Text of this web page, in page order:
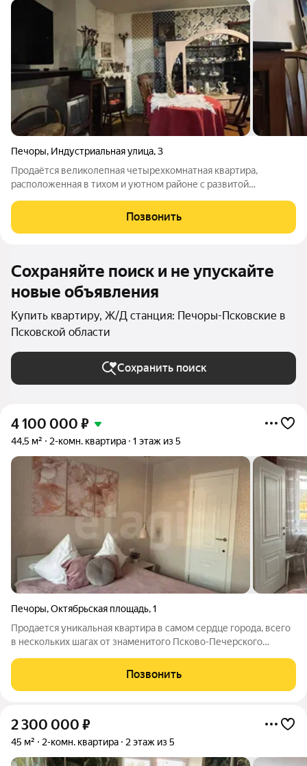
Печоры, Индустриальная улица,3
Продаётся великолепная четырехкомнатная квартира,
расположенная в тихом и уютном районе с развитой
жизни вашей семьи! Общая площадь квартиры составляет 79,4
квадратных метра, что предоставляет вам
Позвонить
Сохраняйте поиск и не упускайте
новые объявления
Купить квартиру, Ж/Д станция: Печоры-Псковские в
Псковской области
Сохранить поиск
4 100 000 ₽
44,5 м² 2-комн. квартира 1 этаж из 5
Печоры,Октябрьская площадь,1
Продается уникальная квартира в самом сердце города, всего
в нескольких шагах от знаменитого Псково-Печерского
инвестиций. Квартира полностью готова к заселению и не
требует никаких вложений:
Позвонить
2 300 000 ₽
45 м² 2-комн. квартира 2 этаж из 5